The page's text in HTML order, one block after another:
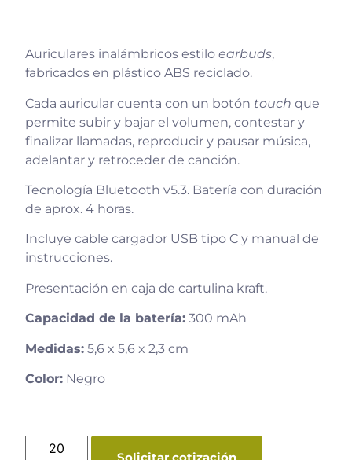
Auriculares inalámbricos estilo earbuds,
fabricados en plástico ABS reciclado.
Cada auricular cuenta con un botón touch que
permite subir y bajar el volumen, contestar y
finalizar llamadas, reproducir y pausar música,
adelantar y retroceder de canción.
Tecnología Bluetooth v5.3. Batería con duración
de aprox. 4 horas.
Incluye cable cargador USB tipo C y manual de
instrucciones.
Presentación en caja de cartulina kraft.
Capacidad de la batería: 300 mAh
Medidas: 5,6 x 5,6 x 2,3 cm
Color: Negro